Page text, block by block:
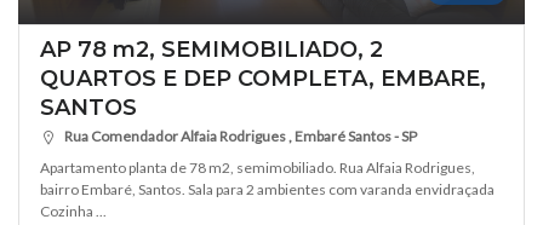
AP 78 m2, SEMIMOBILIADO, 2
QUARTOS E DEP COMPLETA, EMBARE,
SANTOS
Rua Comendador Alfaia Rodrigues , Embaré Santos - SP
Apartamento planta de 78 m2, semimobiliado. Rua Alfaia Rodrigues,
bairro Embaré, Santos. Sala para 2 ambientes com varanda envidraçada
Cozinha ...